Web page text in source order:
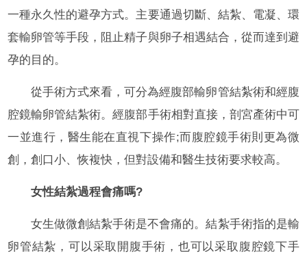
一種永久性的避孕方式。主要通過切斷、結紮、電凝、環
套輸卵管等手段，阻止精子與卵子相遇結合，從而達到避
孕的目的。
從手術方式來看，可分為經腹部輸卵管結紮術和經腹
腔鏡輸卵管結紮術。經腹部手術相對直接，剖宮產術中可
一並進行，醫生能在直視下操作;而腹腔鏡手術則更為微
創，創口小、恢複快，但對設備和醫生技術要求較高。
女性結紮過程會痛嗎?
女生做微創結紮手術是不會痛的。結紮手術指的是輸
卵管結紮，可以采取開腹手術，也可以采取腹腔鏡下手